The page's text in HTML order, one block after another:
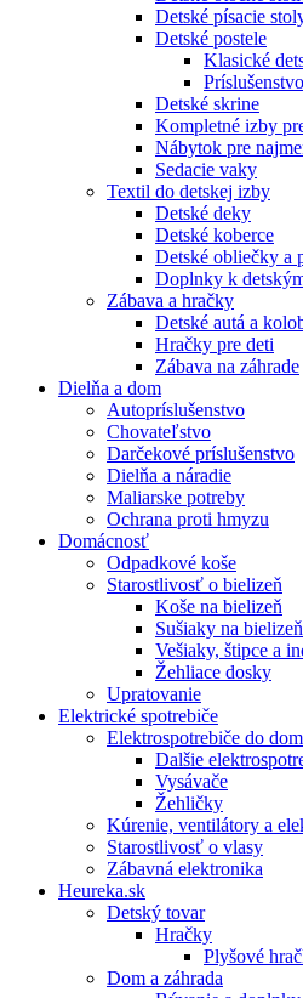
Detské písacie
Detské postele
Klasické
Detské skrine
Kompletné izby
Nábytok pre
Sedacie vaky
Textil do detskej izby
Detské deky
Detské koberce
Detské obliečky a
Doplnky k
Zábava a hračky
Detské autá a
Hračky pre deti
Zábava na záhrade
Dielňa a dom
Autopríslušenstvo
Chovateľstvo
Darčekové príslušenstvo
Dielňa a náradie
Maliarske potreby
Ochrana proti hmyzu
Domácnosť
Odpadkové koše
Starostlivosť o bielizeň
Koše na bielizeň
Sušiaky na bielizeň
Vešiaky, štipce a
Žehliace dosky
Upratovanie
Elektrické spotrebiče
Elektrospotrebiče do
Dalšie
Vysávače
Žehličky
Kúrenie, ventilátory a
Starostlivosť o vlasy
Zábavná elektronika
Heureka.sk
Detský tovar
Hračky
Plyšové
Dom a záhrada